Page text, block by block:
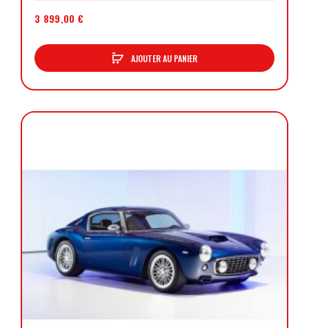
3 899,00 €
AJOUTER AU PANIER